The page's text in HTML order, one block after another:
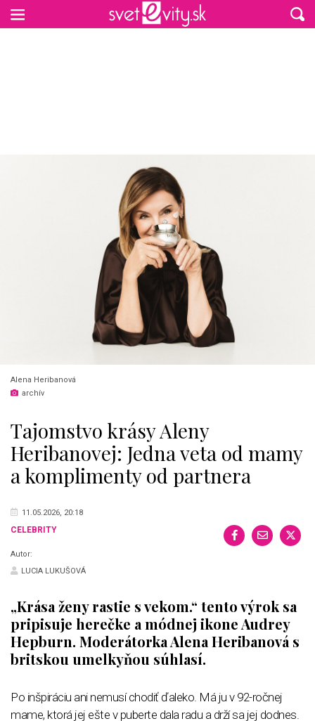
Alena Heribanová
archív
Tajomstvo krásy Aleny
Heribanovej: Jedna veta od mamy
a komplimenty od partnera
11.05.2026, 20:18
CELEBRITY
Autor:
LUCIA LUKUŠOVÁ
„Krása ženy rastie s vekom.“ tento výrok sa
pripisuje herečke a módnej ikone Audrey
Hepburn. Moderátorka Alena Heribanová s
britskou umelkyňou súhlasí.
Po inšpiráciu ani nemusí chodiť ďaleko. Má ju v 92-ročnej
mame, ktorá jej ešte v puberte dala radu a drží sa jej dodnes.